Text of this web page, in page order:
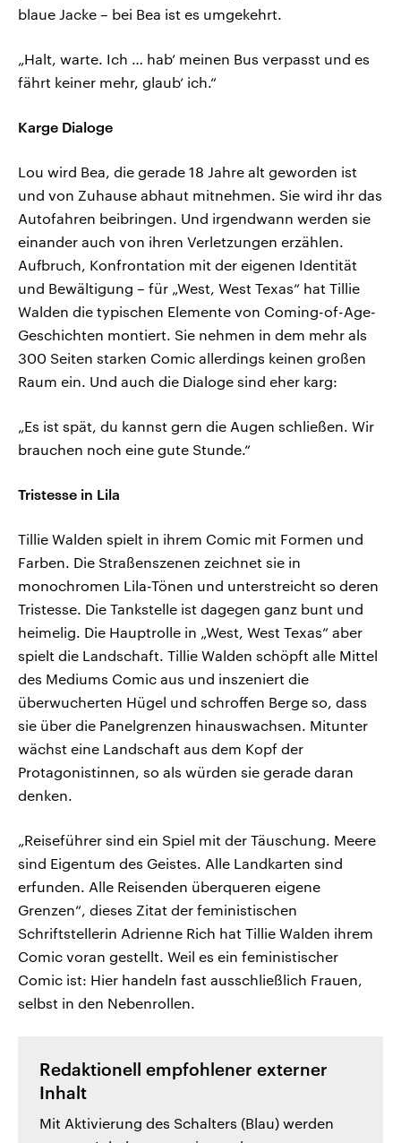
blaue Jacke – bei Bea ist es umgekehrt.
„Halt, warte. Ich … hab‘ meinen Bus verpasst und es
fährt keiner mehr, glaub‘ ich.“
Karge Dialoge
Lou wird Bea, die gerade 18 Jahre alt geworden ist
und von Zuhause abhaut mitnehmen. Sie wird ihr das
Autofahren beibringen. Und irgendwann werden sie
einander auch von ihren Verletzungen erzählen.
Aufbruch, Konfrontation mit der eigenen Identität
und Bewältigung – für „West, West Texas“ hat Tillie
Walden die typischen Elemente von Coming-of-Age-
Geschichten montiert. Sie nehmen in dem mehr als
300 Seiten starken Comic allerdings keinen großen
Raum ein. Und auch die Dialoge sind eher karg:
„Es ist spät, du kannst gern die Augen schließen. Wir
brauchen noch eine gute Stunde.“
Tristesse in Lila
Tillie Walden spielt in ihrem Comic mit Formen und
Farben. Die Straßenszenen zeichnet sie in
monochromen Lila-Tönen und unterstreicht so deren
Tristesse. Die Tankstelle ist dagegen ganz bunt und
heimelig. Die Hauptrolle in „West, West Texas“ aber
spielt die Landschaft. Tillie Walden schöpft alle Mittel
des Mediums Comic aus und inszeniert die
überwucherten Hügel und schroffen Berge so, dass
sie über die Panelgrenzen hinauswachsen. Mitunter
wächst eine Landschaft aus dem Kopf der
Protagonistinnen, so als würden sie gerade daran
denken.
„Reiseführer sind ein Spiel mit der Täuschung. Meere
sind Eigentum des Geistes. Alle Landkarten sind
erfunden. Alle Reisenden überqueren eigene
Grenzen“, dieses Zitat der feministischen
Schriftstellerin Adrienne Rich hat Tillie Walden ihrem
Comic voran gestellt. Weil es ein feministischer
Comic ist: Hier handeln fast ausschließlich Frauen,
selbst in den Nebenrollen.
Redaktionell empfohlener externer
Inhalt
Mit Aktivierung des Schalters (Blau) werden